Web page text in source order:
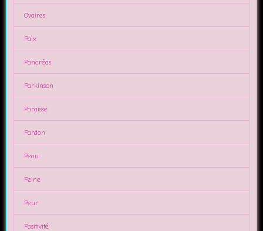
Ovaires
Paix
Pancréas
Parkinson
Paraisse
Pardon
Peau
Peine
Peur
Positivité